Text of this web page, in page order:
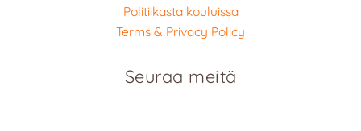
Politiikasta kouluissa
Terms & Privacy Policy
Seuraa meitä